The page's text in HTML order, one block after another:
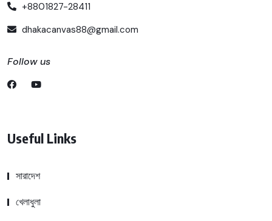
+8801827-28411
dhakacanvas88@gmail.com
Follow us
Useful Links
সারাদেশ
খেলাধুলা